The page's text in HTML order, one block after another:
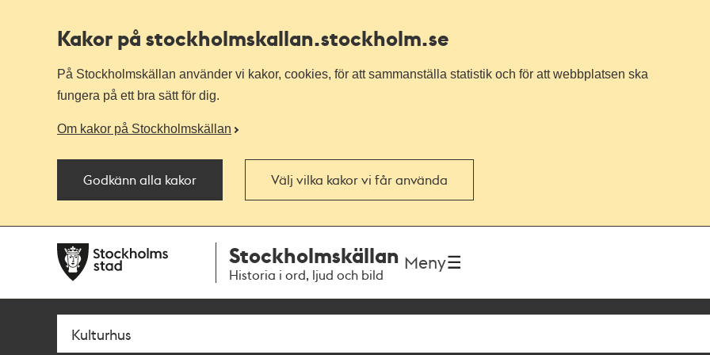
Kakor på stockholmskallan.stockholm.se
På Stockholmskällan använder vi kakor, cookies, för att sammanställa statistik och för att webbplatsen ska
fungera på ett bra sätt för dig.
Om kakor på Stockholmskällan
Godkänn alla kakor Välj vilka kakor vi får använda
navigationen
huvudinnehållet
Stockholmskällan
Historia i ord, ljud och bild
Meny
Sök